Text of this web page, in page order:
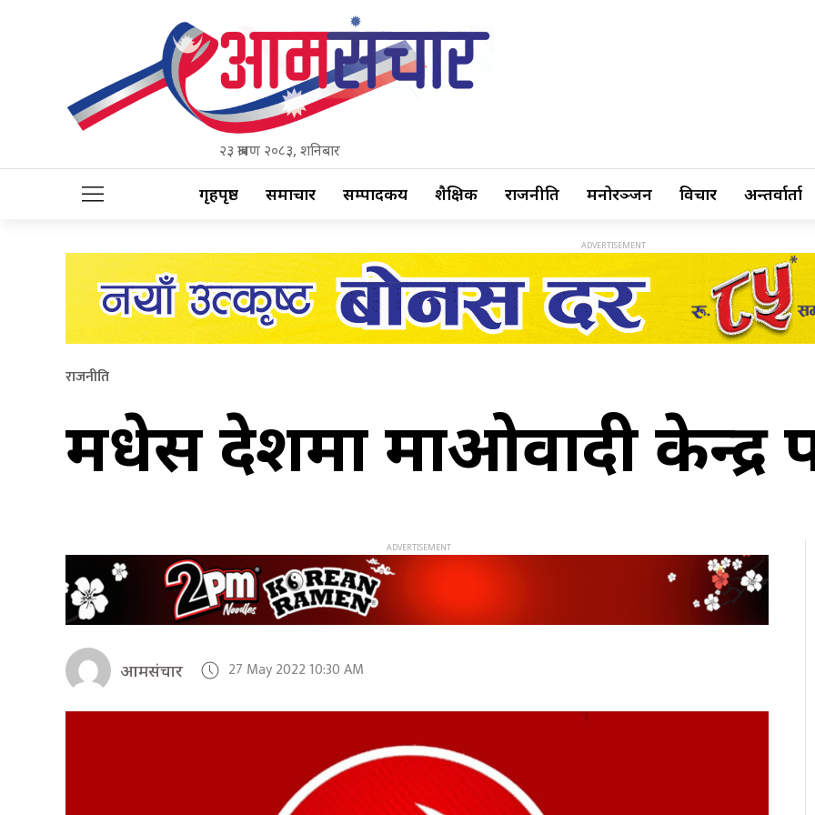
२३ श्रावण २०८३, शनिबार
गृहपृष्ठ समाचार सम्पादकीय शैक्षिक राजनीति मनोरञ्जन विचार अन्तर्वार्ता
राजनीति
मधेस प्रदेशमा माओवादी केन्द्र
आमसंचार 27 May 2022 10:30 AM